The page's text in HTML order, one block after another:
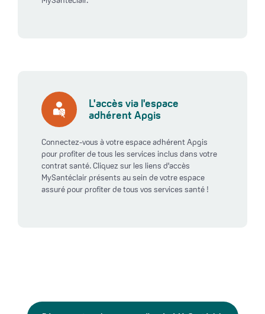
L'accès via l'espace
adhérent Apgis
Connectez-vous à votre espace adhérent Apgis
pour profiter de tous les services inclus dans votre
contrat santé. Cliquez sur les liens d'accès
MySantéclair présents au sein de votre espace
assuré pour profiter de tous vos services santé !